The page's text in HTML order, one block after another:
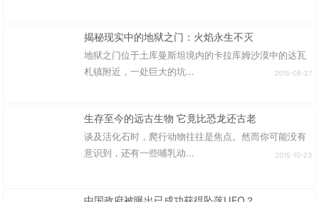
揭秘现实中的地狱之门：火焰永生不灭
地狱之门位于土库曼斯坦境内的卡拉库姆沙漠中的达瓦
札镇附近，一处巨大的坑...
2015-08-27
生存至今的远古生物 它竟比恐龙还古老
谈及活化石时，爬行动物往往是焦点。然而你可能没有
意识到，还有一些哺乳动...
2015-10-23